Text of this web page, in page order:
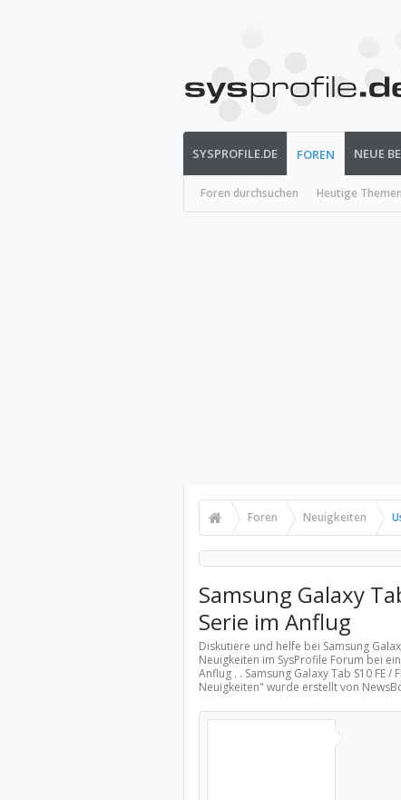
SYSPROFILE.DE FOREN
Foren durchsuchen Heutige Themen
NEUE
Foren Neuigkeiten
Samsung Galaxy
Serie im Anflug
Diskutiere und helfe bei Samsung
Neuigkeiten im SysProfile Forum bei
Anflug . . Samsung Galaxy Tab S10 FE
Neuigkeiten" wurde erstellt von